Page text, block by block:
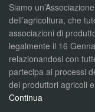
Siamo
dell’agricoltura, che
associazioni di
legalmente il 16
relazionandosi con
partecipa ai processi
dei produttori agricoli
Continua